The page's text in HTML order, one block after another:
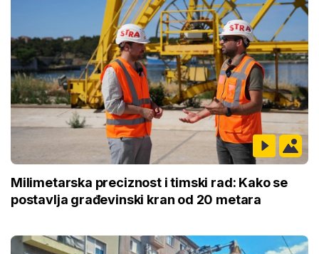
Milimetarska preciznost i timski rad: Kako se
postavlja građevinski kran od 20 metara